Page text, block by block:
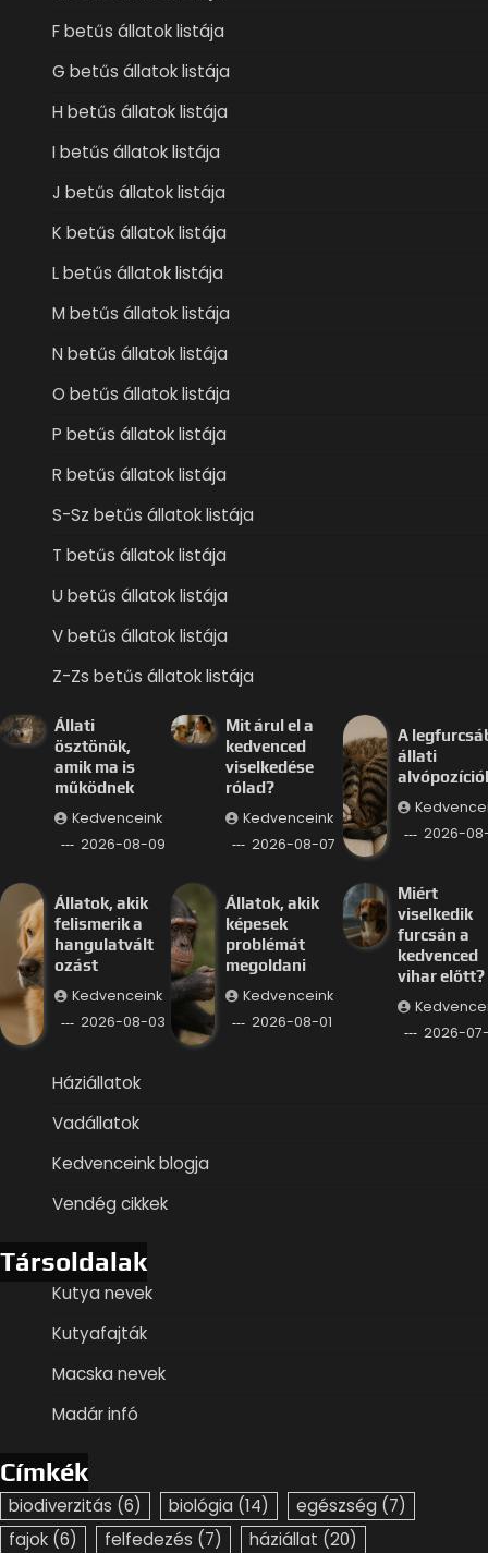
F betűs állatok listája
G betűs állatok listája
H betűs állatok listája
I betűs állatok listája
J betűs állatok listája
K betűs állatok listája
L betűs állatok listája
M betűs állatok listája
N betűs állatok listája
O betűs állatok listája
P betűs állatok listája
R betűs állatok listája
S-Sz betűs állatok listája
T betűs állatok listája
U betűs állatok listája
V betűs állatok listája
Z-Zs betűs állatok listája
Állati
ösztönök,
amik ma is
működnek
Kedvenceink
2026-08-09
Mit árul el a
kedvenced
viselkedése
rólad?
Kedvenceink
2026-08-07
A
állati
2026-
Állatok, akik
felismerik a
hangulatvált
ozást
Kedvenceink
2026-08-03
Állatok, akik
képesek
problémát
megoldani
Kedvenceink
2026-08-01
Miért
viselkedik
furcsán a
kedvenced
vihar előtt?
2026-
Háziállatok
Vadállatok
Kedvenceink blogja
Vendég cikkek
Társoldalak
Kutya nevek
Kutyafajták
Macska nevek
Madár infó
Címkék
biodiverzitás (6) biológia (14) egészség (7)
fajok (6) felfedezés (7) háziállat (20)